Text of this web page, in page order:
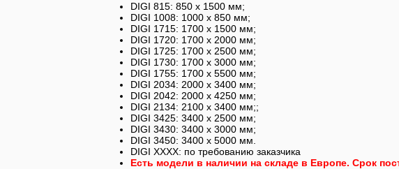
DIGI 815: 850 x 1500 мм;
DIGI 1008: 1000 x 850 мм;
DIGI 1715: 1700 x 1500 мм;
DIGI 1720: 1700 x 2000 мм;
DIGI 1725: 1700 x 2500 мм;
DIGI 1730: 1700 x 3000 мм;
DIGI 1755: 1700 x 5500 мм;
DIGI 2034: 2000 x 3400 мм;
DIGI 2042: 2000 x 4250 мм;
DIGI 2134: 2100 x 3400 мм;;
DIGI 3425: 3400 x 2500 мм;
DIGI 3430: 3400 x 3000 мм;
DIGI 3450: 3400 x 5000 мм.
DIGI XXXX: по требованию заказчика
Есть модели в наличии на складе в Европе. Срок